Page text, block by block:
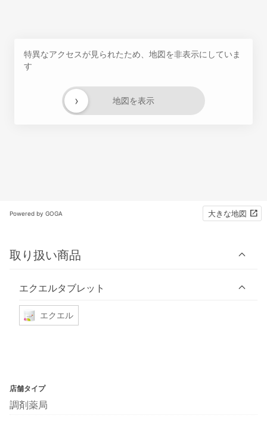
特異なアクセスが見られたため、地図を非表示にしていま
す
地図を表示
›
Powered by GOGA 大きな地図
取り扱い商品
エクエルタブレット
エクエル
店舗タイプ
調剤薬局